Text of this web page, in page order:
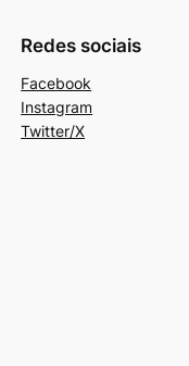
Redes sociais
Facebook
Instagram
Twitter/X